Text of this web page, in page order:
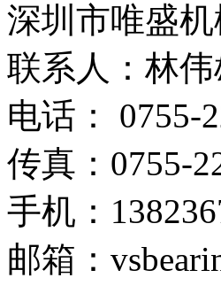
深圳市唯盛机
联系人：林伟
电话： 0755-
传真：0755-
手机：
邮箱：